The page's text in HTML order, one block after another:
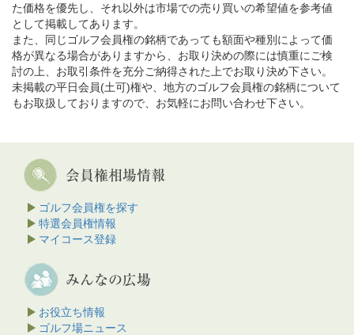
た価格を優先し、それ以外は市場での売り買いの希望値を参考値
として掲載してあります。
また、同じゴルフ会員権の銘柄であっても額面や種別によって価
格が異なる場合がありますから、お取り決めの際には慎重にご検
討の上、お取引条件を充分ご納得された上でお取り決め下さい。
未掲載の平日会員(土可)権や、地方のゴルフ会員権の銘柄について
もお取扱しておりますので、お気軽にお問い合わせ下さい。
ゴルフ会員権を探す
特選会員権情報
マイコース登録
お役立ち情報
ゴルフ場ニュース